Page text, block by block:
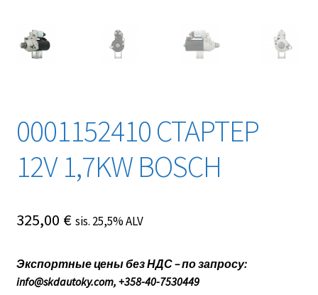
0001152410 СТАРТЕР
12V 1,7KW BOSCH
325,00 € sis. 25,5% ALV
Экспортные цены без НДС – по запросу:
info@skdautoky.com, +358-40-7530449